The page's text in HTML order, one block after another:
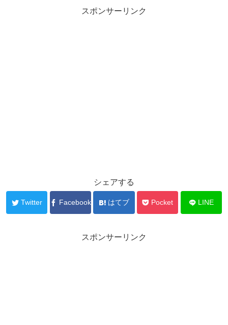
スポンサーリンク
シェアする
Twitter Facebook はてブ Pocket LINE
スポンサーリンク